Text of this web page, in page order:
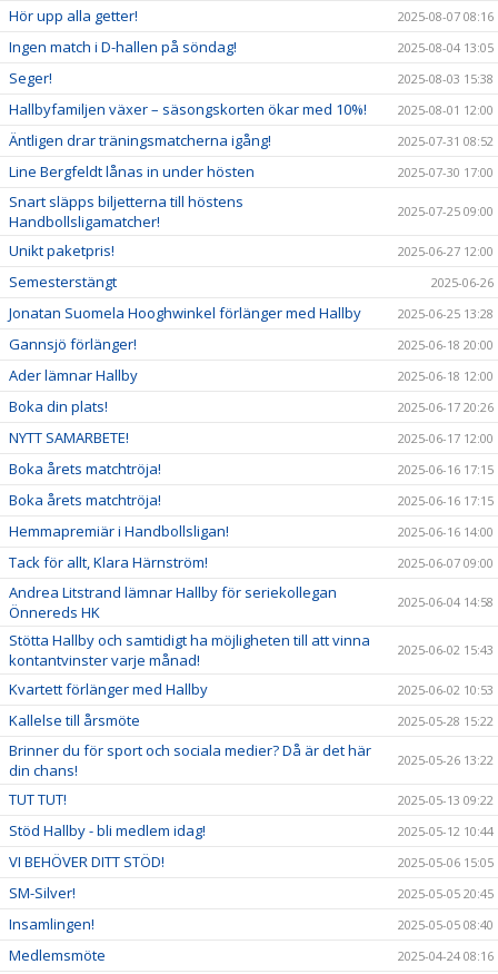
Hör upp alla getter! 2025-08-07 08:16
Ingen match i D-hallen på söndag! 2025-08-04 13:05
Seger! 2025-08-03 15:38
Hallbyfamiljen växer – säsongskorten ökar med 10%! 2025-08-01 12:00
Äntligen drar träningsmatcherna igång! 2025-07-31 08:52
Line Bergfeldt lånas in under hösten 2025-07-30 17:00
Snart släpps biljetterna till höstens
Handbollsligamatcher!
2025-07-25 09:00
Unikt paketpris! 2025-06-27 12:00
Semesterstängt 2025-06-26
Jonatan Suomela Hooghwinkel förlänger med Hallby 2025-06-25 13:28
Gannsjö förlänger! 2025-06-18 20:00
Ader lämnar Hallby 2025-06-18 12:00
Boka din plats! 2025-06-17 20:26
NYTT SAMARBETE! 2025-06-17 12:00
Boka årets matchtröja! 2025-06-16 17:15
Boka årets matchtröja! 2025-06-16 17:15
Hemmapremiär i Handbollsligan! 2025-06-16 14:00
Tack för allt, Klara Härnström! 2025-06-07 09:00
Andrea Litstrand lämnar Hallby för seriekollegan
Önnereds HK
2025-06-04 14:58
Stötta Hallby och samtidigt ha möjligheten till att vinna
kontantvinster varje månad!
2025-06-02 15:43
Kvartett förlänger med Hallby 2025-06-02 10:53
Kallelse till årsmöte 2025-05-28 15:22
Brinner du för sport och sociala medier? Då är det här
din chans!
2025-05-26 13:22
TUT TUT! 2025-05-13 09:22
Stöd Hallby - bli medlem idag! 2025-05-12 10:44
VI BEHÖVER DITT STÖD! 2025-05-06 15:05
SM-Silver! 2025-05-05 20:45
Insamlingen! 2025-05-05 08:40
Medlemsmöte 2025-04-24 08:16